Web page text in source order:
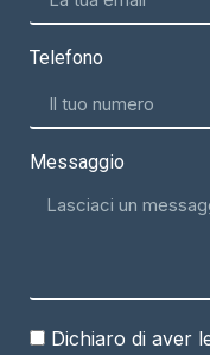
Telefono
Messaggio
Dichiaro di aver